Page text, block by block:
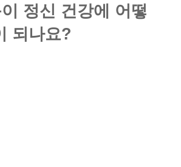
정신 건강에 어떻
되나요?